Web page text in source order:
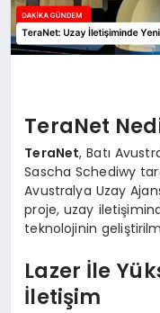
EĞITIM
TeraNet
TeraNet, Batı
Sascha Schediwy
Avustralya Uzay
proje, uzay
teknolojinin
Lazer İle
İletişim